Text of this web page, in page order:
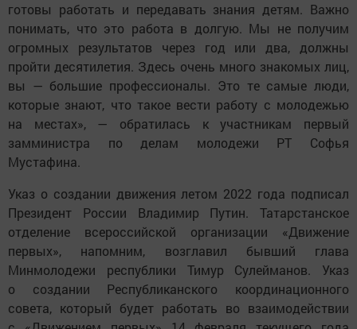
готовы работать и передавать знания детям. Важно
понимать, что это работа в долгую. Мы не получим
огромных результатов через год или два, должны
пройти десятилетия. Здесь очень много знакомых лиц,
вы — большие профессионалы. Это те самые люди,
которые знают, что такое вести работу с молодежью
на местах», — обратилась к участникам первый
замминистра по делам молодежи РТ Софья
Мустафина.
Указ о создании движения летом 2022 года подписал
Президент России Владимир Путин. Татарстанское
отделение всероссийской организации «Движение
первых», напомним, возглавил бывший глава
Минмолодежи республики Тимур Сулейманов. Указ
о создании Республиканского координационного
совета, который будет работать во взаимодействии